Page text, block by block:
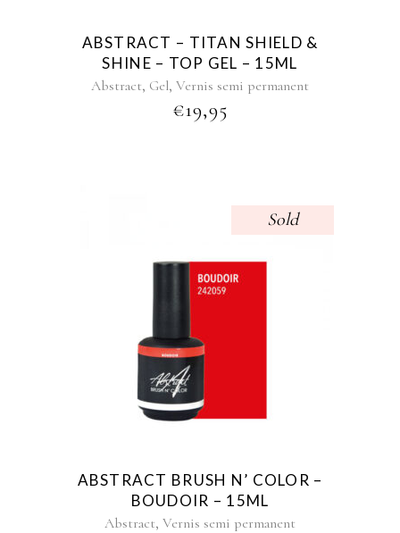
ABSTRACT – TITAN SHIELD &
SHINE – TOP GEL – 15ML
Abstract, Gel, Vernis semi permanent
€19,95
Sold
ABSTRACT BRUSH N’ COLOR –
BOUDOIR – 15ML
Abstract, Vernis semi permanent